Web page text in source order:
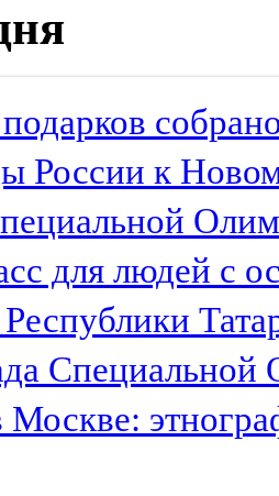
России к
для людей с